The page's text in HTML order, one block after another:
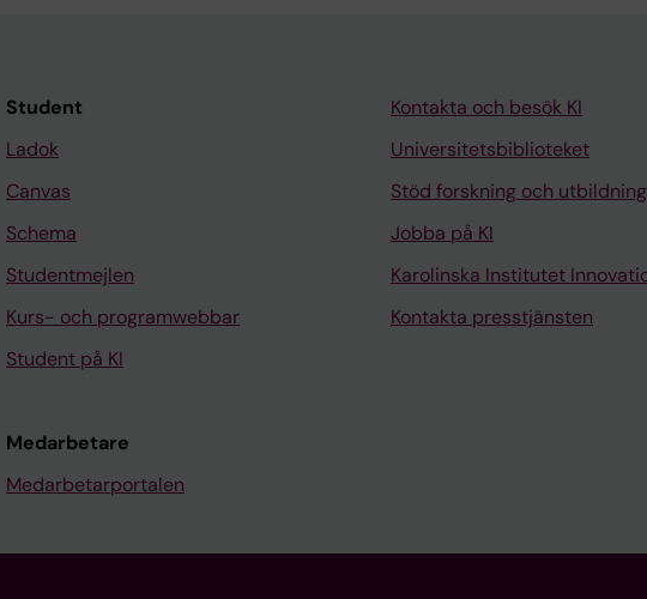
Student
Ladok
Canvas
Schema
Studentmejlen
Kurs- och programwebbar
Student på KI
Medarbetare
Medarbetarportalen
Kontakta och besök KI
Universitetsbiblioteket
Stöd forskning och utbildning
Jobba på KI
Karolinska Institutet
Kontakta presstjänsten